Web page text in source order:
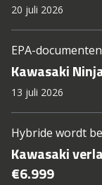
20 juli 2026
EPA-
Kawasaki
13 juli 2026
Hybride wordt
Kawasaki
€6.999